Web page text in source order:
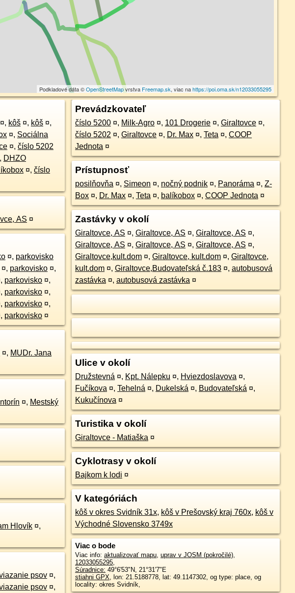
Podkladové dáta ©OpenStreetMapvrstva Freemap.sk, viac nahttps://poi.oma.sk/n12033055295
¤, kôš ¤, kôš ¤,
¤, Sociálna
¤, číslo 5202
, DHZO
¤, číslo
AS ¤
¤, parkovisko
¤, parkovisko ¤,
, parkovisko ¤,
, parkovisko ¤,
, parkovisko ¤,
, parkovisko ¤
¤, MUDr. Jana
¤, Mestský
Hlovík ¤,
psov ¤,
psov ¤,
Prevádzkovateľ
číslo 5200 ¤, Milk-Agro ¤, 101 Drogerie ¤, Giraltovce ¤,
číslo 5202 ¤, Giraltovce ¤, Dr. Max ¤, Teta ¤, COOP
Jednota ¤
Prístupnosť
posilňovňa ¤, Simeon ¤, nočný podnik ¤, Panoráma ¤, Z-
Box ¤, Dr. Max ¤, Teta ¤, balíkobox ¤, COOP Jednota ¤
Zastávky v okolí
Giraltovce, AS ¤, Giraltovce, AS ¤, Giraltovce, AS ¤,
Giraltovce, AS ¤, Giraltovce, AS ¤, Giraltovce, AS ¤,
Giraltovce,kult.dom ¤, Giraltovce, kult.dom ¤, Giraltovce,
kult.dom ¤, Giraltovce,Budovateľská č.183 ¤, autobusová
zastávka ¤, autobusová zastávka ¤
Ulice v okolí
Družstevná ¤, Kpt. Nálepku ¤, Hviezdoslavova ¤,
Fučíkova ¤, Tehelná ¤, Dukelská ¤, Budovateľská ¤,
Kukučínova ¤
Turistika v okolí
Giraltovce - Matiaška ¤
Cyklotrasy v okolí
Bajkom k lodi ¤
V kategóriách
kôš v okres Svidník 31x, kôš v Prešovský kraj 760x, kôš v
Východné Slovensko 3749x
Viac o bode
Viac info: aktualizovať mapu, uprav v JOSM (pokročilé),
12033055295,
Súradnice: 49°6'53"N, 21°31'7"E
stiahni GPX, lon: 21.5188778, lat: 49.1147302, og type: place, og
locality: okres Svidník,